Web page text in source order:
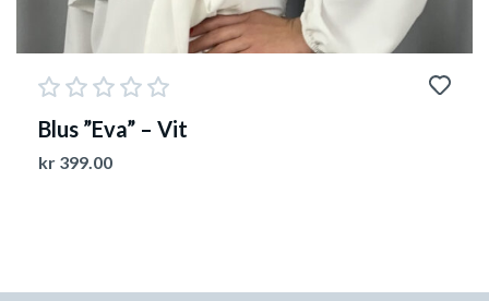
Blus ”Eva” – Vit
kr 399.00